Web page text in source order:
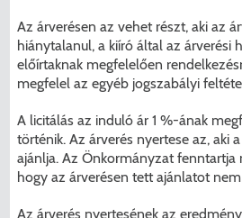
Az árverésen az vehet részt, aki az
hiánytalanul, a kiíró által az árverési
előírtaknak megfelelően
megfelel az egyéb jogszabályi
A licitálás az induló ár 1 %-ának
történik. Az árverés nyertese az, aki
ajánlja. Az Önkormányzat fenntartja
hogy az árverésen tett ajánlatot
Az árverés nyertesének az